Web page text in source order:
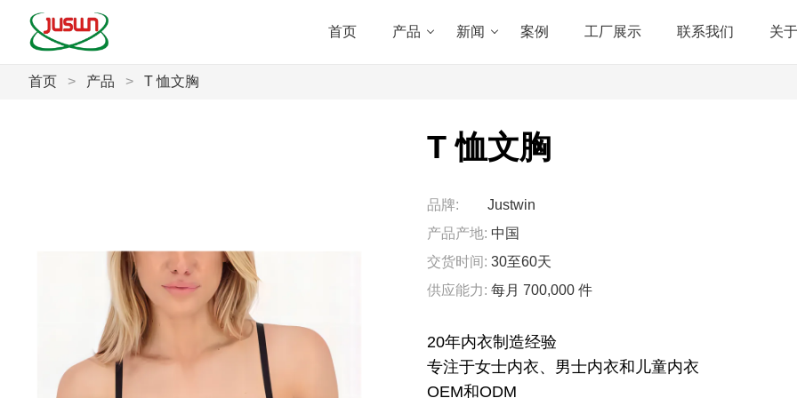
首页 产品 新闻 案例 工厂展示 联系我们 关
首页 > 产品 > T 恤文胸
T 恤文胸
品牌:
Justwin
产品产地: 中国
交货时间: 30至60天
供应能力: 每月 700,000 件
20年内衣制造经验
专注于女士内衣、男士内衣和儿童内衣
OEM和ODM